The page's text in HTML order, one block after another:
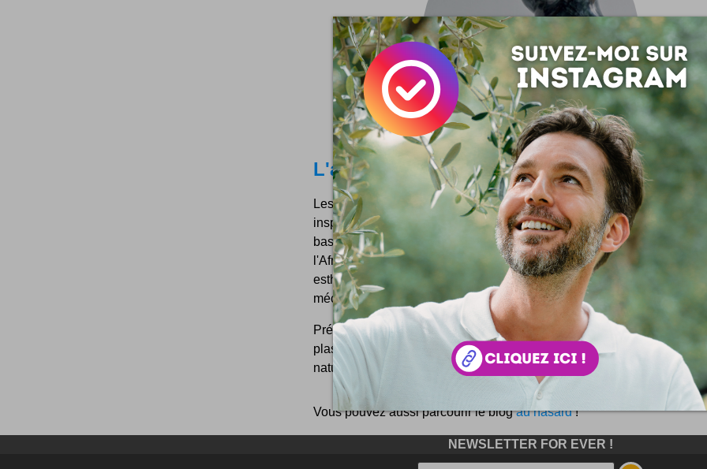
L'art inoui des inuits
Les plus grands cubistes et artistes modernes de notre Occident
inspirés de l'Afrique. Picasso, Braque, les masques tribals et
bastringue. Pourtant, l'art "tribal" ou primitif n'est pas la seule
l'Afrique Noire. Par delà les océans et les continents, des
esthétiques naissent et murissent au fil des siècles. L'une d'entre
méconnue mais pourtant étonnamment moderne : l'art inuit.
Précisément, l'art inuit contemporain, celui du grand froid
plastique élancée et très vivante, les formes de prédilections sont
naturelles. Quelque part entre la passion...
Vous pouvez aussi parcourir le blogau hasard!
NEWSLETTER FOR EVER !